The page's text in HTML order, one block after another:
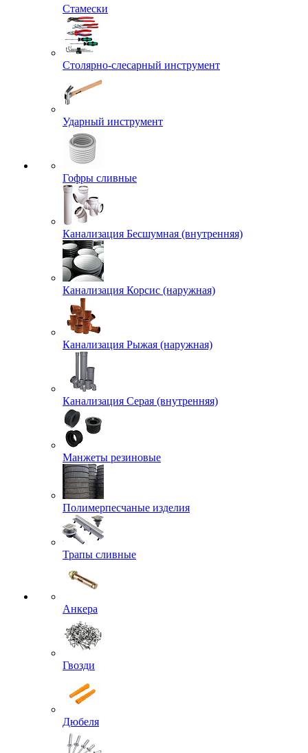
Стамески
Столярно-слесарный инструмент
Ударный инструмент
Гофры сливные
Канализация Бесшумная (внутренняя)
Канализация Корсис (наружная)
Канализация Рыжая (наружная)
Канализация Серая (внутренняя)
Манжеты резиновые
Полимерпесчаные изделия
Трапы сливные
Анкера
Гвозди
Дюбеля